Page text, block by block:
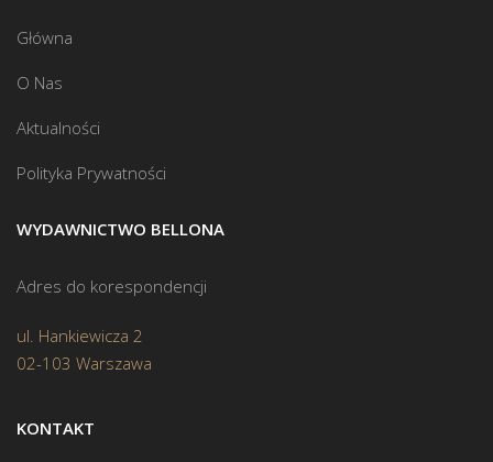
Główna
O Nas
Aktualności
Polityka Prywatności
WYDAWNICTWO BELLONA
Adres do korespondencji
ul. Hankiewicza 2
02-103 Warszawa
KONTAKT